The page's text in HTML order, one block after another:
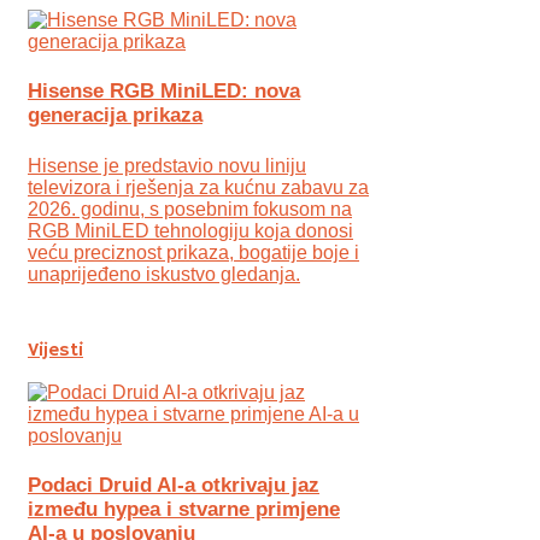
Hisense RGB MiniLED: nova
generacija prikaza
Hisense je predstavio novu liniju
televizora i rješenja za kućnu zabavu za
2026. godinu, s posebnim fokusom na
RGB MiniLED tehnologiju koja donosi
veću preciznost prikaza, bogatije boje i
unaprijeđeno iskustvo gledanja.
Vijesti
Podaci Druid AI-a otkrivaju jaz
između hypea i stvarne primjene
AI-a u poslovanju